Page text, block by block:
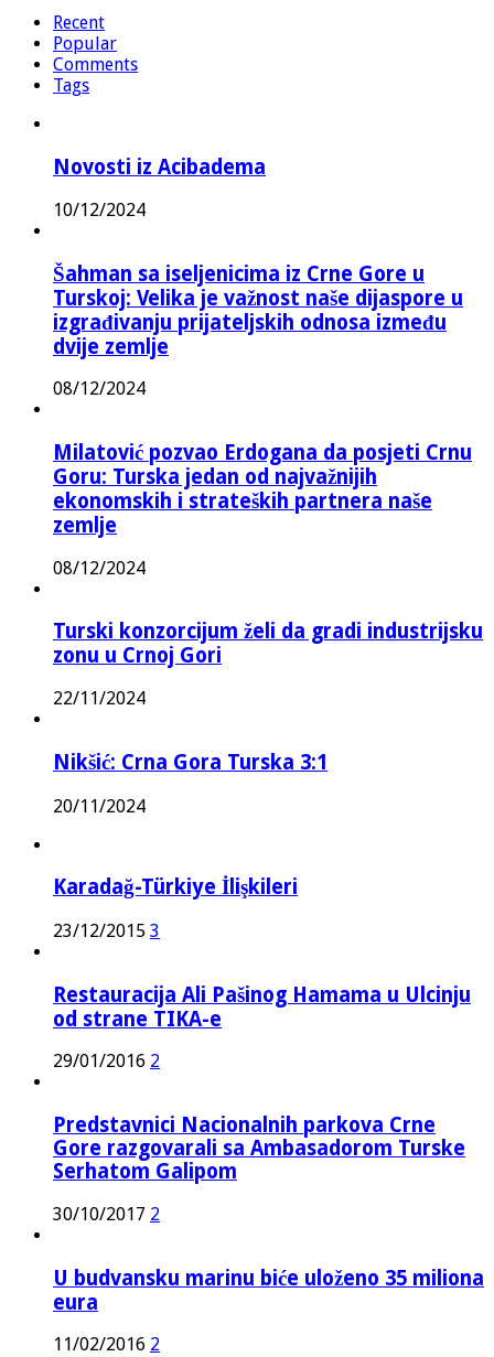
Recent
Popular
Comments
Tags
Novosti iz Acibadema
10/12/2024
Šahman sa iseljenicima iz Crne Gore u
Turskoj: Velika je važnost naše dijaspore u
izgrađivanju prijateljskih odnosa između
dvije zemlje
08/12/2024
Milatović pozvao Erdogana da posjeti Crnu
Goru: Turska jedan od najvažnijih
ekonomskih i strateških partnera naše
zemlje
08/12/2024
Turski konzorcijum želi da gradi industrijsku
zonu u Crnoj Gori
22/11/2024
Nikšić: Crna Gora Turska 3:1
20/11/2024
Karadağ-Türkiye İlişkileri
23/12/2015 3
Restauracija Ali Pašinog Hamama u Ulcinju
od strane TIKA-e
29/01/2016 2
Predstavnici Nacionalnih parkova Crne
Gore razgovarali sa Ambasadorom Turske
Serhatom Galipom
30/10/2017 2
U budvansku marinu biće uloženo 35 miliona
eura
11/02/2016 2